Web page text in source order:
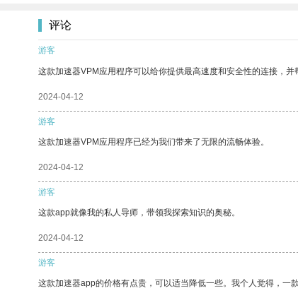
评论
游客
这款加速器VPM应用程序可以给你提供最高速度和安全性的连接，并
2024-04-12
游客
这款加速器VPM应用程序已经为我们带来了无限的流畅体验。
2024-04-12
游客
这款app就像我的私人导师，带领我探索知识的奥秘。
2024-04-12
游客
这款加速器app的价格有点贵，可以适当降低一些。我个人觉得，一